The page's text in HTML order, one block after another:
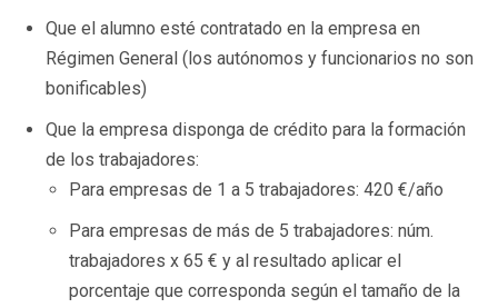
Que el alumno esté contratado en la empresa en
Régimen General (los autónomos y funcionarios no son
bonificables)
Que la empresa disponga de crédito para la formación
de los trabajadores:
Para empresas de 1 a 5 trabajadores: 420 €/año
Para empresas de más de 5 trabajadores: núm.
trabajadores x 65 € y al resultado aplicar el
porcentaje que corresponda según el tamaño de la